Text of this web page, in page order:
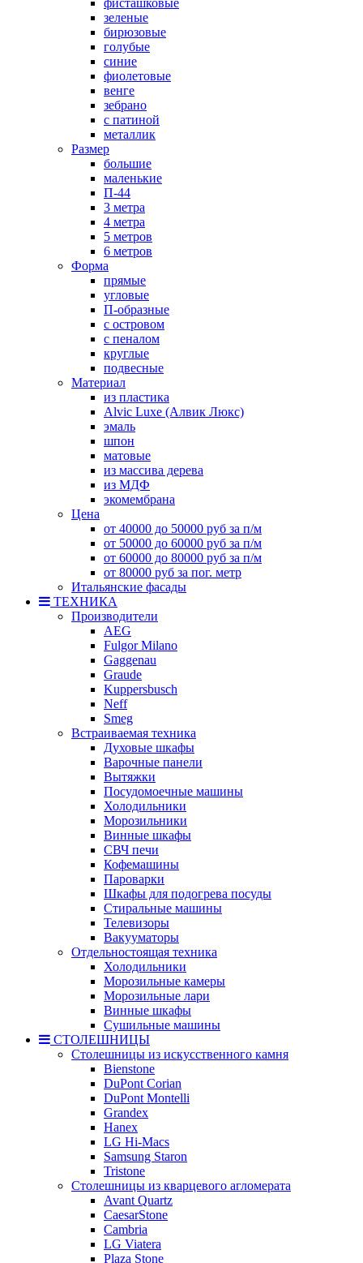
фисташковые
зеленые
бирюзовые
голубые
синие
фиолетовые
венге
зебрано
с патиной
металлик
Размер
большие
маленькие
П-44
3 метра
4 метра
5 метров
6 метров
Форма
прямые
угловые
П-образные
с островом
с пеналом
круглые
подвесные
Материал
из пластика
Alvic Luxe (Алвик Люкс)
эмаль
шпон
матовые
из массива дерева
из МДФ
экомембрана
Цена
от 40000 до 50000 руб за п/м
от 50000 до 60000 руб за п/м
от 60000 до 80000 руб за п/м
от 80000 руб за пог. метр
Итальянские фасады
ТЕХНИКА
Производители
AEG
Fulgor Milano
Gaggenau
Graude
Kuppersbusch
Neff
Smeg
Встраиваемая техника
Духовые шкафы
Варочные панели
Вытяжки
Посудомоечные машины
Холодильники
Морозильники
Винные шкафы
СВЧ печи
Кофемашины
Пароварки
Шкафы для подогрева посуды
Стиральные машины
Телевизоры
Вакууматоры
Отдельностоящая техника
Холодильники
Морозильные камеры
Морозильные лари
Винные шкафы
Сушильные машины
СТОЛЕШНИЦЫ
Столешницы из искусственного камня
Bienstone
DuPont Corian
DuPont Montelli
Grandex
Hanex
LG Hi-Macs
Samsung Staron
Tristone
Столешницы из кварцевого агломерата
Avant Quartz
CaesarStone
Cambria
LG Viatera
Plaza Stone